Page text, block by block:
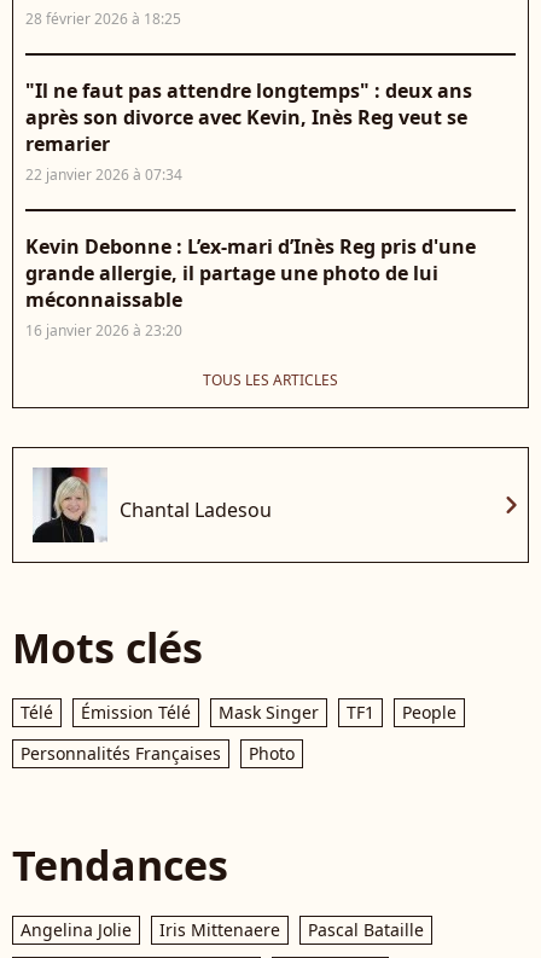
28 février 2026 à 18:25
"Il ne faut pas attendre longtemps" : deux ans
après son divorce avec Kevin, Inès Reg veut se
remarier
22 janvier 2026 à 07:34
Kevin Debonne : L’ex-mari d’Inès Reg pris d'une
grande allergie, il partage une photo de lui
méconnaissable
16 janvier 2026 à 23:20
TOUS LES ARTICLES
Chantal Ladesou chevron_right
Mots clés
Télé Émission Télé Mask Singer TF1
People
Personnalités Françaises
Photo
Tendances
Angelina Jolie Iris Mittenaere
Pascal Bataille